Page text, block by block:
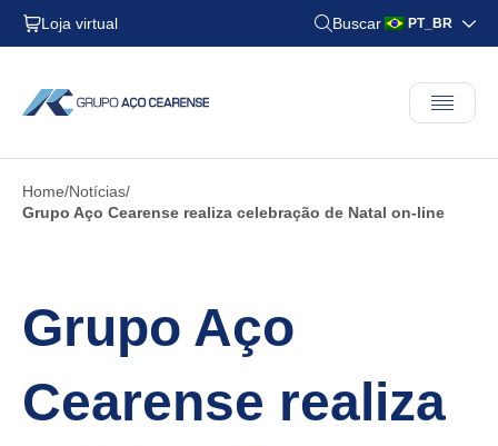
Loja virtual Buscar PT_BR
Home Notícias
Grupo Aço Cearense realiza celebração de Natal on-line
Grupo Aço
Cearense realiza